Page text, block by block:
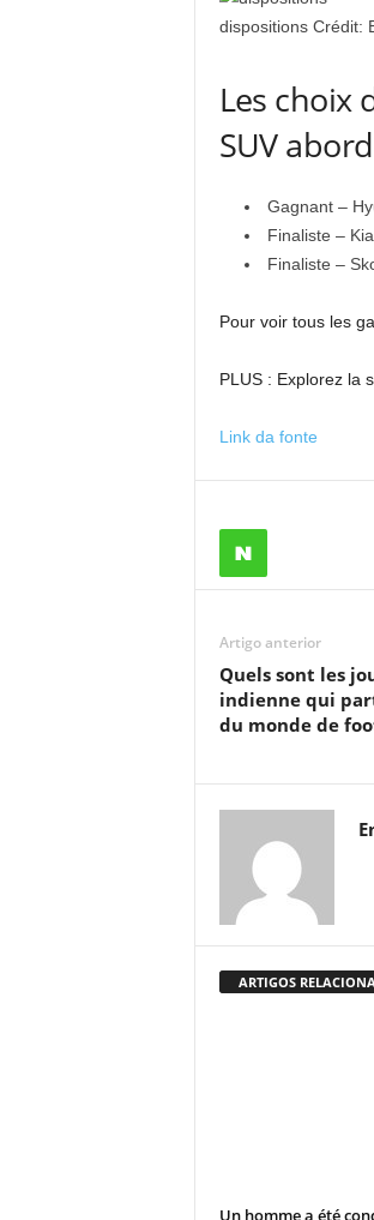
dispositionsCrédit:
Les choix
SUV
Gagnant –
Finaliste –
Finaliste –
Pour voir tous les
PLUS : Explorez la
Link da fonte
Artigo anterior
Quels sont les
indienne qui
du monde de
ARTIGOS
Un homme a été